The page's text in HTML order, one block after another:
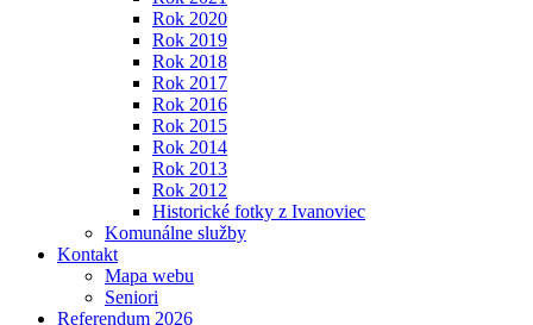
Rok 2020
Rok 2019
Rok 2018
Rok 2017
Rok 2016
Rok 2015
Rok 2014
Rok 2013
Rok 2012
Historické fotky z Ivanoviec
Komunálne služby
Kontakt
Mapa webu
Seniori
Referendum 2026